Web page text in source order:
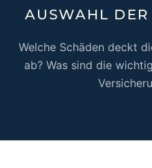
AUSWAHL DER
Welche Schäden deckt
ab? Was sind die